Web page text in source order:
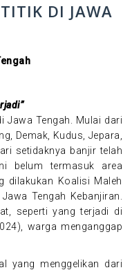
DI JAWA
Jawa Tengah. Mulai dari
Demak, Kudus, Jepara,
setidaknya banjir telah
belum termasuk area
dilakukan Koalisi Maleh
Tengah Kebanjiran.
seperti yang terjadi di
warga menganggap
yang menggelikan dari